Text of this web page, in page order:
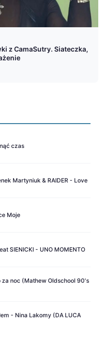
z CamaSutry. Siateczka,
czas
Martyniuk & RAIDER - Love
Moje
SIENICKI - UNO MOMENTO
za noc (Mathew Oldschool 90's
- Nina Lakomy (DA LUCA